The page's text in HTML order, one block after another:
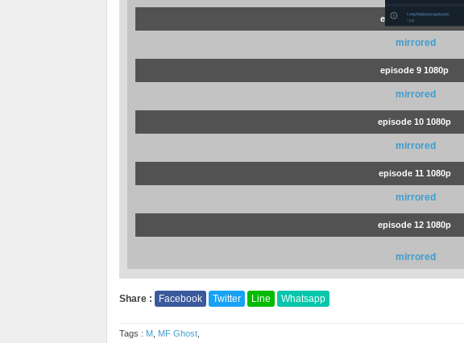
episode 8 1080p
mirrored
episode 9 1080p
mirrored
episode 10 1080p
mirrored
episode 11 1080p
mirrored
episode 12 1080p
mirrored
Share : Facebook Twitter Line Whatsapp
Tags : M MF Ghost